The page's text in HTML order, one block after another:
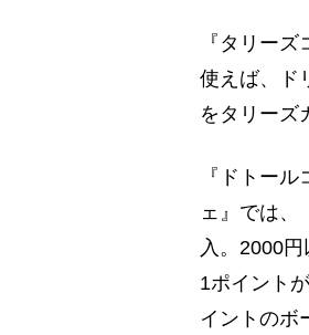
『タリー
使えば、ド
をタリーズ
『ドトー
ェ』では、
入。2000
1ポイント
イントのボ